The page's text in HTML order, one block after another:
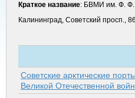
Краткое название: БВМИ им. Ф. Ф.
Калининград, Советский просп., 86
Советские арктические
Великой Отечественной